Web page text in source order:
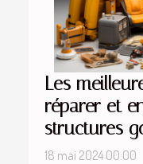
Les
réparer et
structures
18 mai 2024 00:00